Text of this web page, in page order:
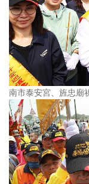
南市泰安宮、旌忠廟